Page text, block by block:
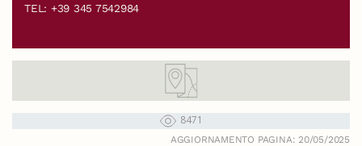
TEL: +39 345 7542984
8471
AGGIORNAMENTO PAGINA: 20/05/2025